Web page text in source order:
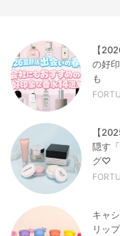
【
の好
も
【
隠す
グ♡
キャ
リッ